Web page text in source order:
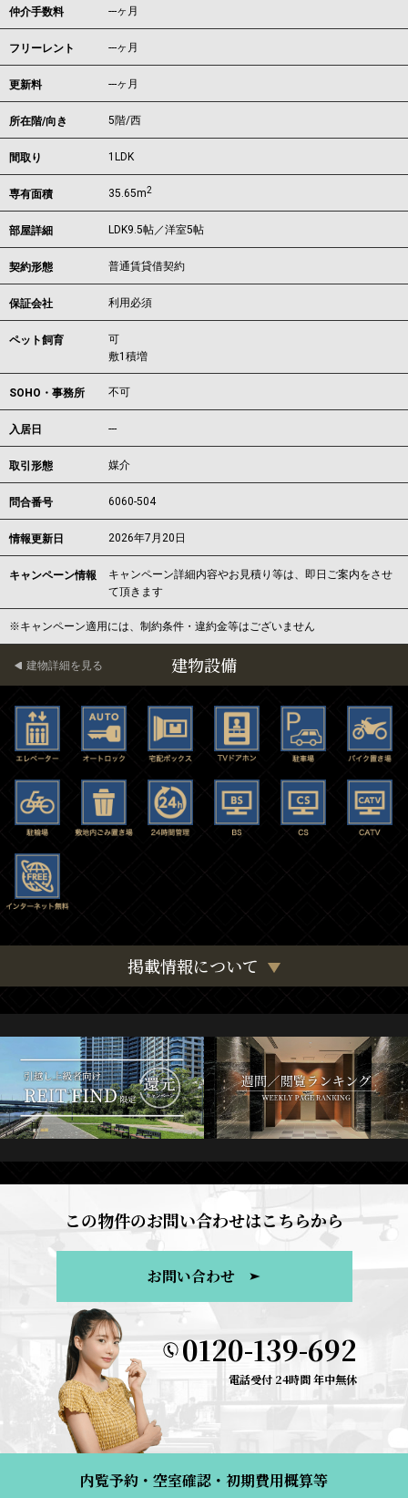
仲介手数料 ---ヶ月
フリーレント ---ヶ月
更新料 ---ヶ月
所在階/向き 5階/西
間取り 1LDK
専有面積 35.65m2
部屋詳細 LDK9.5帖／洋室5帖
契約形態 普通賃貸借契約
保証会社 利用必須
ペット飼育
可
敷1積増
SOHO・事務所 不可
入居日 ---
取引形態 媒介
問合番号 6060-504
情報更新日 2026年7月20日
キャンペーン情報
キャンペーン詳細内容やお見積り等は、即日ご案内をさせ
て頂きます
※キャンペーン適用には、制約条件・違約金等はございません
建物設備
建物詳細を見る
掲載情報について
この物件のお問い合わせはこちらから
お問い合わせ
0120-139-692
電話受付 24時間 年中無休
内覧予約・空室確認・初期費用概算等